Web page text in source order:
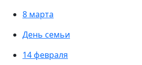
8 марта
День семьи
14 февраля